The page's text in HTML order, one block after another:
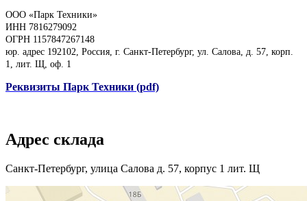
ООО «Парк Техники»
ИНН 7816279092
ОГРН 1157847267148
юр. адрес 192102, Россия, г. Санкт-Петербург, ул. Салова, д. 57, корп.
1, лит. Щ, оф. 1
Реквизиты Парк Техники (pdf)
Адрес склада
Санкт-Петербург, улица Салова д. 57, корпус 1 лит. Щ